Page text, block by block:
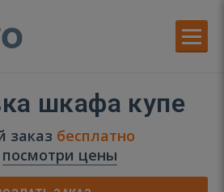
шкафа купе
заказ бесплатно
посмотри цены